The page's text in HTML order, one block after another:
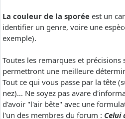
La couleur de la sporée est un
identifier un genre, voire une
exemple).
Toutes les remarques et précisions
permettront une meilleure
Tout ce qui vous passe par la tête
nez)... Ne soyez pas avare
d'avoir "l'air bête" avec une
l'un des membres du forum : Celui